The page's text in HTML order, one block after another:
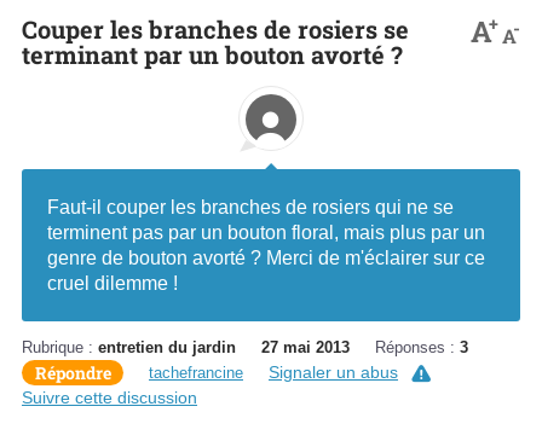
Couper les branches de rosiers se
terminant par un bouton avorté ?
A+A-
Faut-il couper les branches de rosiers qui ne se
terminent pas par un bouton floral, mais plus par un
genre de bouton avorté ? Merci de m'éclairer sur ce
cruel dilemme !
Rubrique : entretien du jardin 27 mai 2013 Réponses : 3
Répondre tachefrancine
Signaler un abus
Suivre cette discussion